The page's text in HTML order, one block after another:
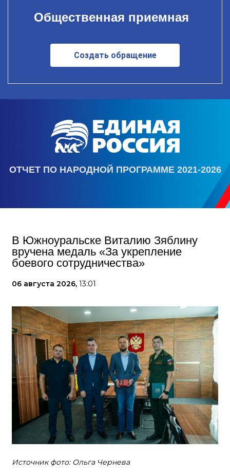
Общественная приемная
Создать обращение
ОТЧЕТ ПО НАРОДНОЙ ПРОГРАММЕ 2021-2026
В Южноуральске Виталию Зяблину
вручена медаль «За укрепление
боевого сотрудничества»
06 августа 2026, 13:01
Источник фото: Ольга Чернева